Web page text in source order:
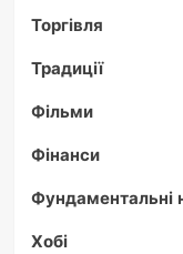
Торгівля
Традиції
Фільми
Фінанси
Фундаментальні
Хобі